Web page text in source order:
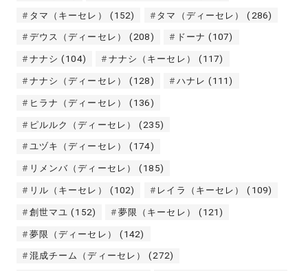
タマ（キーセレ） (152) タマ（ディーセレ） (286)
デウス（ディーセレ） (208) ドーナ (107)
ナナシ (104) ナナシ（キーセレ） (117)
ナナシ（ディーセレ） (128) ハナレ (111)
ヒラナ（ディーセレ） (136)
ピルルク（ディーセレ） (235)
ユヅキ（ディーセレ） (174)
リメンバ（ディーセレ） (185)
リル（キーセレ） (102) レイラ（キーセレ） (109)
創世マユ (152) 夢限（キーセレ） (121)
夢限（ディーセレ） (142)
混成チーム（ディーセレ） (272)